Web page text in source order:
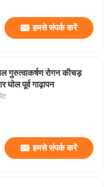
हमसे संपर्क करें
गुरुत्वाकर्षण रोगन कीचड़
घोल पूर्व गाढ़ापन
हमसे संपर्क करें